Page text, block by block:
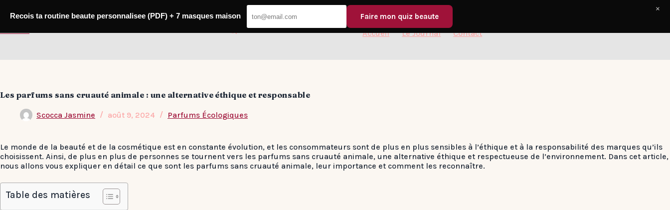
Accueil Le Journal Contact
Les parfums sans cruauté animale : une alternative éthique et responsable
Scocca Jasmine août 9, 2024 Parfums Écologiques
Le monde de la beauté et de la cosmétique est en constante évolution, et les consommateurs sont de plus en plus sensibles à l’éthique et à la responsabilité des marques qu’ils
choisissent. Ainsi, de plus en plus de personnes se tournent vers les parfums sans cruauté animale, une alternative éthique et respectueuse de l’environnement. Dans cet article,
nous allons vous expliquer en détail ce que sont les parfums sans cruauté animale, leur importance et comment les reconnaître.
Table des matières
Recois ta routine beaute personnalisee (PDF) + 7 masques maison Faire mon quiz beaute
×